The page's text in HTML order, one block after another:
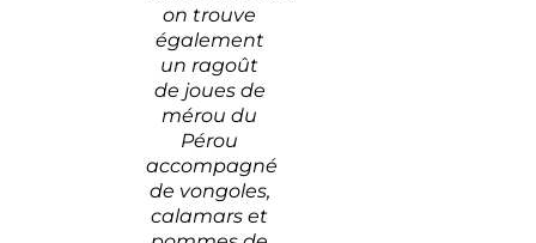
on trouve
également
un ragoût
de joues de
mérou du
Pérou
accompagné
de vongoles,
calamars et